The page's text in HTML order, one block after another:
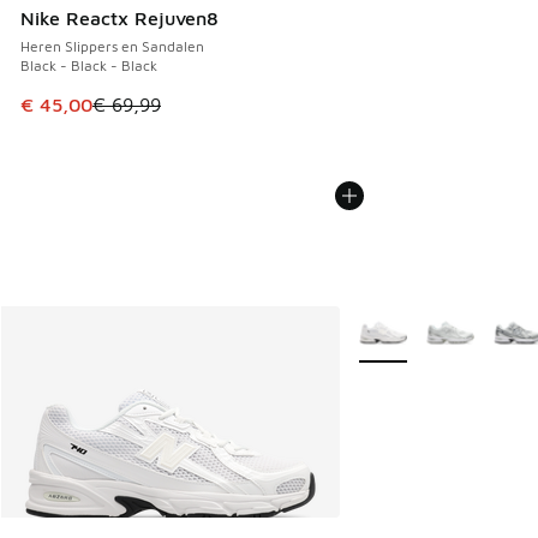
Nike Reactx Rejuven8
Heren Slippers en Sandalen
Black - Black - Black
Dit artikel is in de uitverkoop. Dit artikel is in de
€ 45,00€ 69,99
Meer kleuren